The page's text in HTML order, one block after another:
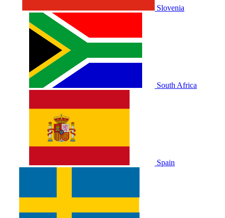
Slovenia
South Africa
Spain